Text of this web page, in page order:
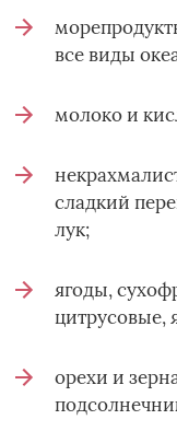
все виды
молоко и
сладкий
лук;
ягоды,
цитрусовые,
орехи и